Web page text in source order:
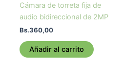
Cámara de torreta fija de
audio bidireccional de 2MP
Bs.360,00
Añadir al carrito